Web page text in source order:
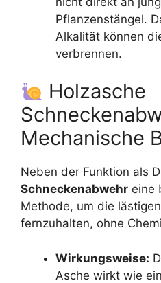
Pflanzenstängel.
Alkalität können
verbrennen.
Holzasche
Mechanische
Neben der Funktion als
Schneckenabwehr eine
Methode, um die
fernzuhalten, ohne
Wirkungsweise:
Asche wirkt wie